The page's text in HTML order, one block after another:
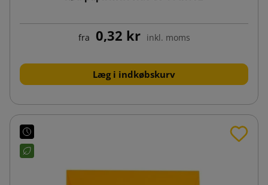
fra 0,32 kr inkl. moms
Læg i indkøbskurv